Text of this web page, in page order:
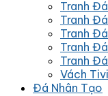
Tranh
Tranh
Tranh
Tranh
Tranh
Vách
Đá Nhân Tạo